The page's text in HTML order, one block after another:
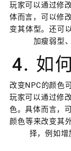
玩家可以通过修
体而言，可以修
变其体型。还可
加瘦弱型
4. 如
改变NPC的颜色
玩家可以通过修
色。具体而言，
颜色等来改变其
择，例如增